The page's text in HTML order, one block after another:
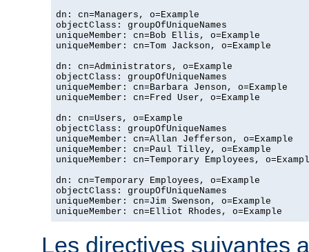
dn: cn=Managers, o=Example
objectClass: groupOfUniqueNames
uniqueMember: cn=Bob Ellis, o=Example
uniqueMember: cn=Tom Jackson, o=Example
dn: cn=Administrators, o=Example
objectClass: groupOfUniqueNames
uniqueMember: cn=Barbara Jenson, o=Example
uniqueMember: cn=Fred User, o=Example
dn: cn=Users, o=Example
objectClass: groupOfUniqueNames
uniqueMember: cn=Allan Jefferson, o=Example
uniqueMember: cn=Paul Tilley, o=Example
uniqueMember: cn=Temporary Employees,
dn: cn=Temporary Employees, o=Example
objectClass: groupOfUniqueNames
uniqueMember: cn=Jim Swenson, o=Example
uniqueMember: cn=Elliot Rhodes, o=Example
Les directives suivantes